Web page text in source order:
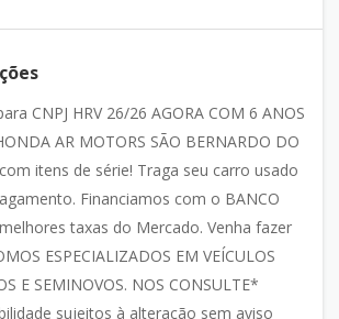
CNPJ HRV 26/26 AGORA COM 6 ANOS
AR MOTORS SÃO BERNARDO DO
itens de série! Traga seu carro usado
Financiamos com o BANCO
taxas do Mercado. Venha fazer
ESPECIALIZADOS EM VEÍCULOS
E SEMINOVOS. NOS CONSULTE*
sujeitos à alteração sem aviso